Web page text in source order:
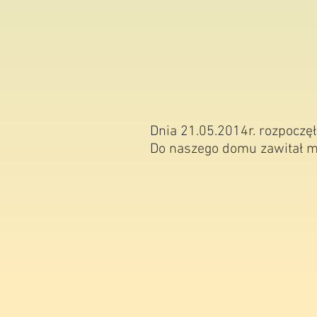
Dnia 21.05.2014r.
Do naszego domu zawitał